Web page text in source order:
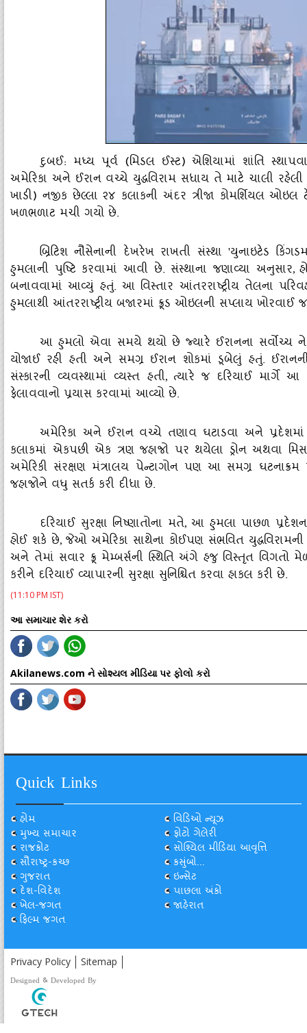
દુબઈ: મધ્ય પૂર્વ (મિડલ ઈસ્ટ) એશિયામાં શાંતિ
અમેરિકા અને ઈરાન વચ્ચે યુદ્ધવિરામ સધાય તે માટે ચાલી રહેલી
ખાડી) નજીક છેલ્લા ૨૪ કલાકની અંદર ત્રીજા કોમર્શિયલ
ખળભળાટ મચી ગયો છે.
બ્રિટિશ નૌસેનાની દેખરેખ રાખતી સંસ્થા'યુનાઇટેડ
હુમલાની પુષ્ટિ કરવામાં આવી છે. સંસ્થાના જણાવ્યા અનુસાર,
બનાવવામાં આવ્યું હતું. આ વિસ્તાર આંતરરાષ્ટ્રીય તેલના
હુમલાથી આંતરરાષ્ટ્રીય બજારમાં ક્રૂડ ઓઇલની સપ્લાય ખોરવાઈ
આ હુમલો એવા સમયે થયો છે જ્યારે ઈરાનના સર્વોચ્ચ
યોજાઈ રહી હતી અને સમગ્ર ઈરાન શોકમાં ડૂબેલું હતું.
સંસ્કારની વ્યવસ્થામાં વ્યસ્ત હતી, ત્યારે જ દરિયાઈ માર્ગે આ
ફેલાવવાનો પ્રયાસ કરવામાં આવ્યો છે.
અમેરિકા અને ઈરાન વચ્ચે તણાવ ઘટાડવા અને પ્રદેશમાં
કલાકમાં એકપછી એક ત્રણ જહાજો પર થયેલા ડ્રોન અથવા
અમેરિકી સંરક્ષણ મંત્રાલય પેન્ટાગોન પણ આ સમગ્ર ઘટનાક્રમ
જહાજોને વધુ સતર્ક કરી દીધા છે.
દરિયાઈ સુરક્ષા નિષ્ણાતોના મતે, આ હુમલા પાછળ
હોઈ શકે છે, જેઓ અમેરિકા સાથેના કોઈપણ સંભવિત
અને તેમાં સવાર ક્રૂ મેમ્બર્સની સ્થિતિ અંગે હજુ વિસ્તૃત વિગતો
કરીને દરિયાઈ વ્યાપારની સુરક્ષા સુનિશ્ચિત કરવા હાકલ કરી છે.
(11:10 PM IST)
આ સમાચાર શેર કરો
Akilanews.com ને સોશ્યલ મીડિયા પર ફોલો કરો
Quick Links
હોમ
મુખ્ય સમાચાર
રાજકોટ
સૌરાષ્ટ્ર-કચ્છ
ગુજરાત
દેશ-વિદેશ
ખેલ-જગત
ફિલ્મ જગત
વિડિઓ ન્યૂઝ
ફોટો ગેલેરી
સોશ્યિલ મીડિયા આવૃત્તિ
કસુંબો...
ઇન્સેટ
પાછલા અંકો
જાહેરાત
Privacy Policy Sitemap
Designed & Developed By